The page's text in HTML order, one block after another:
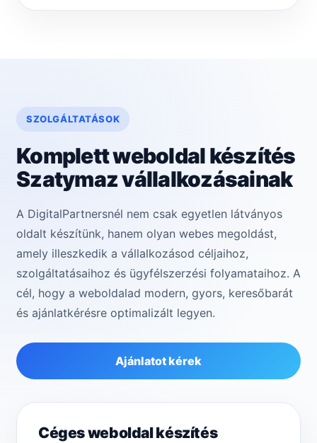
SZOLGÁLTATÁSOK
Komplett weboldal készítés
Szatymaz vállalkozásainak
A DigitalPartnersnél nem csak egyetlen látványos
oldalt készítünk, hanem olyan webes megoldást,
amely illeszkedik a vállalkozásod céljaihoz,
szolgáltatásaihoz és ügyfélszerzési folyamataihoz. A
cél, hogy a weboldalad modern, gyors, keresőbarát
és ajánlatkérésre optimalizált legyen.
Ajánlatot kérek
Céges weboldal készítés